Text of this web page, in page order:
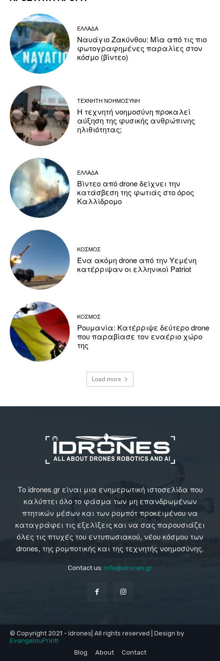
ΕΛΛΑΔΑ
Ναυάγιο Ζακύνθου: Μία από τις πιο
φωτογραφημένες παραλίες στον
κόσμο (βίντεο)
ΤΕΧΝΗΤΗ ΝΟΗΜΟΣΥΝΗ
Η τεχνητή νοημοσύνη προκαλεί
αύξηση της φυσικής ανθρώπινης
ηλιθιότητας;
ΕΛΛΑΔΑ
Βίντεο από drone δείχνει την
κατάσβεση της φωτιάς στο όρος
Καλλίδρομο
ΚΟΣΜΟΣ
Ένα ακόμη drone από την Υεμένη
κατέρριψαν οι ελληνικοί Patriot
ΚΟΣΜΟΣ
Ρουμανία: Κατέρριψε δεύτερο drone
που παραβίασε τον εναέριο χώρο
της
Load more
Το idrones.gr είναι μια ενημερωτική ιστοσελίδα που
καλύπτει όλο το φάσμα των μη επανδρωμένων
πτητικών μέσων και των ρομπότ προκειμένου να
καταγράφει τις εξελίξεις και να σας παρουσιάζει
όλες τις πτυχές του εντυπωσιακού, νέου κόσμου των
drones, της ρομποτικής και της τεχνητής νοημοσύνης.
Contact us: info@idrones.gr
© Copyright 2021 - idrones| All rights reserved | Design by
EvangelouPrint!
Blog
About Contact